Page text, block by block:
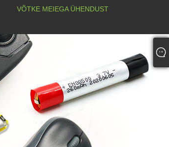
VÕTKE MEIEGA ÜHENDUST